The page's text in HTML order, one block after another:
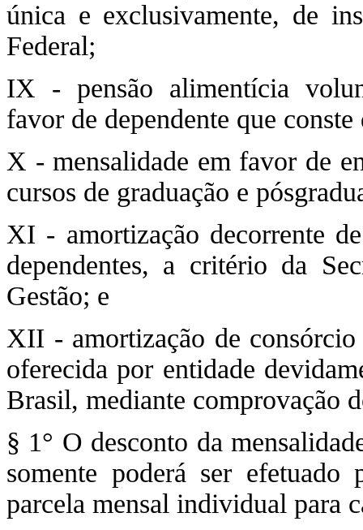
única e exclusivamente, de
Federal;
IX - pensão alimentícia
favor de dependente que
X - mensalidade em favor de
cursos de graduação e
XI - amortização decorrente
dependentes, a critério da
Gestão; e
XII - amortização de
oferecida por entidade
Brasil, mediante comprovação
§ 1° O desconto da
somente poderá ser
parcela mensal individual para